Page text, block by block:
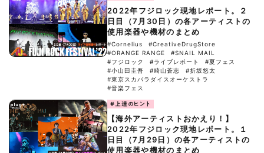
2022年フジロック現地レポート。２
日目（7月30日）の各アーティストの
使用楽器や機材のまとめ
#Cornelius
#CreativeDrugStore
#ORANGE RANGE
#SNAIL MAIL
#フジロック
#ライブレポート
#夏フェス
#小山田圭吾
#崎山蒼志
#折坂悠太
#東京スカパラダイスオーケストラ
#音楽フェス
#上達のヒント
【海外アーティストおかえり！】
2022年フジロック現地レポート。１
日目（7月29日）の各アーティストの
使用楽器や機材のまとめ